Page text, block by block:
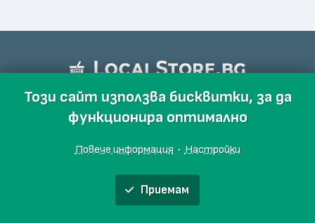
Този сайт използва бисквитки, за да
функционира оптимално
Повече информация · Настройки
Приемам